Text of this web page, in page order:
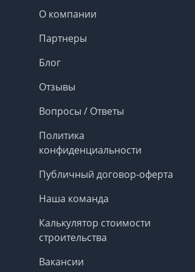
О компании
Партнеры
Блог
Отзывы
Вопросы / Ответы
Политика
конфиденциальности
Публичный договор-оферта
Наша команда
Калькулятор стоимости
строительства
Вакансии